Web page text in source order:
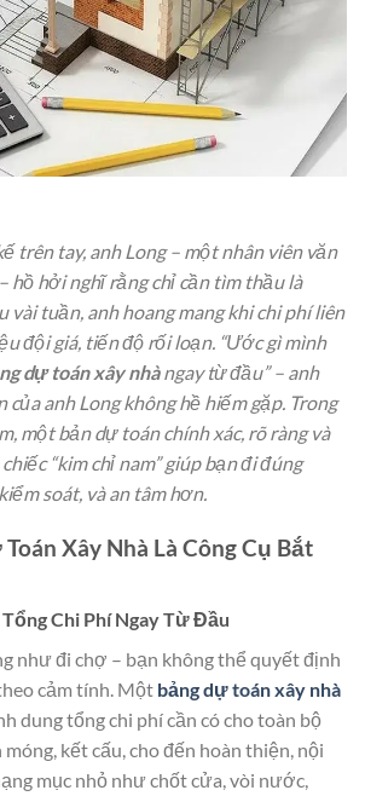
trên tay, anh Long – một nhân viên văn
hồ hởi nghĩ rằng chỉ cần tìm thầu là
vài tuần, anh hoang mang khi chi phí liên
đội giá, tiến độ rối loạn. “Ước gì mình
dự toán xây nhàngay từ đầu” – anh
của anh Long không hề hiếm gặp. Trong
một bản dự toán chính xác, rõ ràng và
“kim chỉ nam” giúp bạn đi đúng
soát, và an tâm hơn.
Xây Nhà Là Công Cụ Bắt
Chi Phí Ngay Từ Đầu
như đi chợ – bạn không thể quyết định
cảm tính. Một bảng dự toán xây nhà
dung tổng chi phí cần có cho toàn bộ
kết cấu, cho đến hoàn thiện, nội
mục nhỏ như chốt cửa, vòi nước,